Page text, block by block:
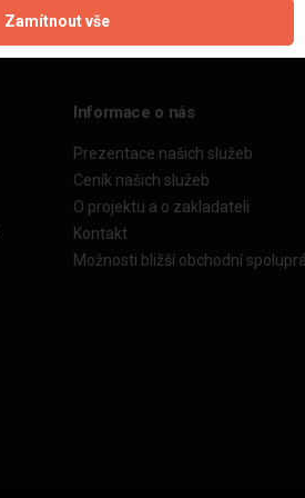
Informace o nás
Prezentace našich služeb
Ceník našich služeb
O projektu a o zakladateli
Kontakt
Možnosti bližší obchodní
Zamítnout vše